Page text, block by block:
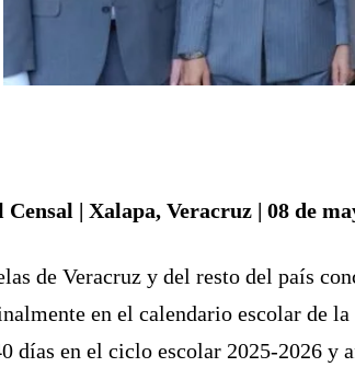
| Xalapa, Veracruz | 08 de
de Veracruz y del resto del país
en el calendario escolar de
días en el ciclo escolar 2025-2026 y